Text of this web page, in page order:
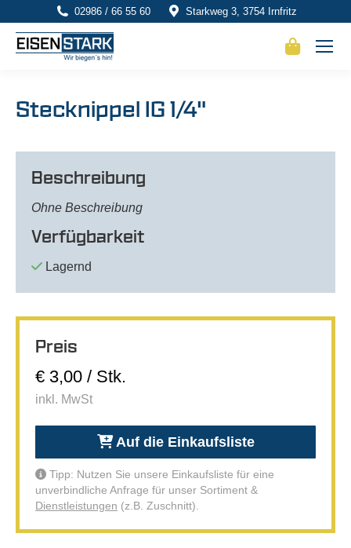
02986 / 66 55 60 Starkweg 3, 3754 Irnfritz
Stecknippel IG 1/4"
Beschreibung
Ohne Beschreibung
Verfügbarkeit
Lagernd
Preis
€ 3,00 / Stk.
inkl. MwSt
Auf die Einkaufsliste
Tipp: Nutzen Sie unsere Einkaufsliste für eine
unverbindliche Anfrage für unser Sortiment &
Dienstleistungen (z.B. Zuschnitt).